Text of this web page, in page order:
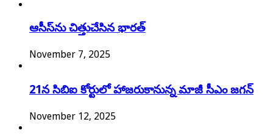
ఆసీస్‌ను చిత్తుచేసిన భారత్‌
November 7, 2025
21న సిబిఐ కోర్టులో హాజరుకానున్న మాజీ సీఎం జగన్
November 12, 2025